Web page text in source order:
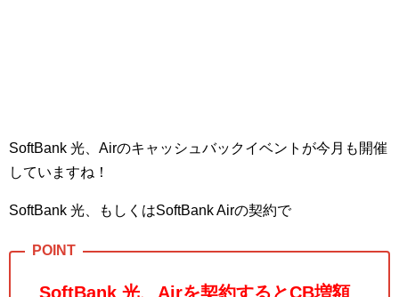
SoftBank 光、Airのキャッシュバックイベントが今月も開催
していますね！
SoftBank 光、もしくはSoftBank Airの契約で
SoftBank 光、Airを契約するとCB増額